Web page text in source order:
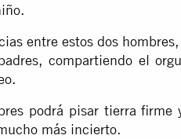
entre estos dos
compartiendo el
podrá pisar tierra
más incierto.